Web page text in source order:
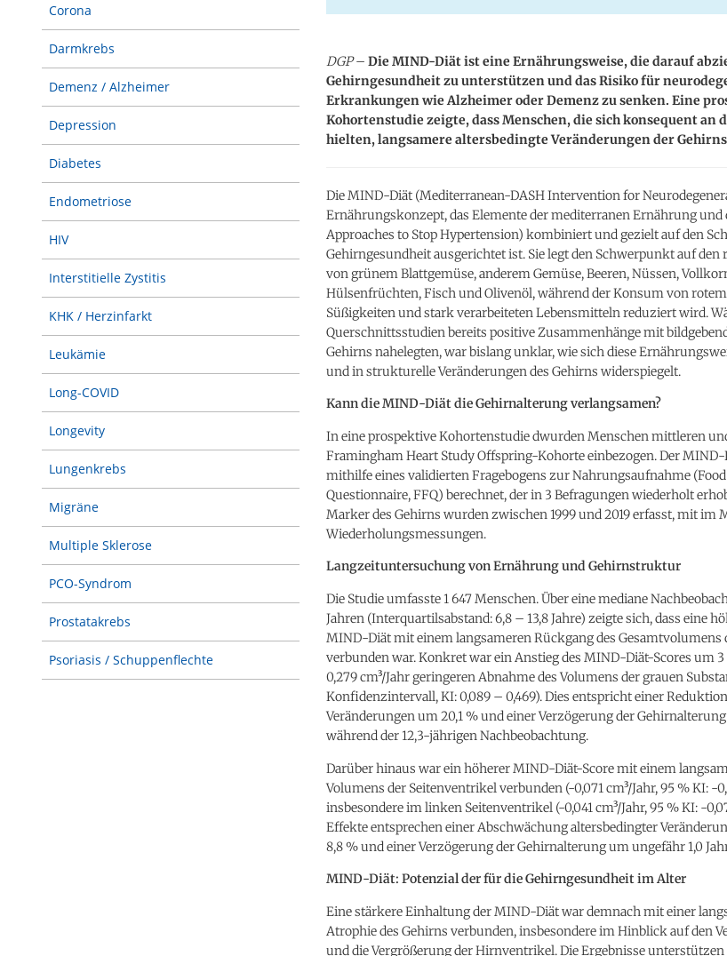
Corona
Darmkrebs
Demenz / Alzheimer
Depression
Diabetes
Endometriose
HIV
Interstitielle Zystitis
KHK / Herzinfarkt
Leukämie
Long-COVID
Longevity
Lungenkrebs
Migräne
Multiple Sklerose
PCO-Syndrom
Prostatakrebs
Psoriasis / Schuppenflechte
DGP– Die MIND-Diät ist eine Ernährungsweise, die darauf
Gehirngesundheit zu unterstützen und das Risiko für
Erkrankungen wie Alzheimer oder Demenz zu senken. Eine
Kohortenstudie zeigte, dass Menschen, die sich konsequent an
hielten, langsamere altersbedingte Veränderungen der
Die MIND-Diät (Mediterranean-DASH Intervention for
Ernährungskonzept, das Elemente der mediterranen Ernährung und
Approaches to Stop Hypertension) kombiniert und gezielt auf den
Gehirngesundheit ausgerichtet ist. Sie legt den Schwerpunkt auf den
von grünem Blattgemüse, anderem Gemüse, Beeren, Nüssen,
Hülsenfrüchten, Fisch und Olivenöl, während der Konsum von rotem
Süßigkeiten und stark verarbeiteten Lebensmitteln reduziert wird.
Querschnittsstudien bereits positive Zusammenhänge mit
Gehirns nahelegten, war bislang unklar, wie sich diese
und in strukturelle Veränderungen des Gehirns widerspiegelt.
Kann die MIND-Diät die Gehirnalterung verlangsamen?
In eine prospektive Kohortenstudie dwurden Menschen mittleren
Framingham Heart Study Offspring-Kohorte einbezogen. Der
mithilfe eines validierten Fragebogens zur Nahrungsaufnahme
Questionnaire, FFQ) berechnet, der in 3 Befragungen wiederholt
Marker des Gehirns wurden zwischen 1999 und 2019 erfasst, mit im
Wiederholungsmessungen.
Langzeituntersuchung von Ernährung und Gehirnstruktur
Die Studie umfasste 1 647 Menschen. Über eine mediane
Jahren (Interquartilsabstand: 6,8 – 13,8 Jahre) zeigte sich, dass eine
MIND-Diät mit einem langsameren Rückgang des Gesamtvolumens
verbunden war. Konkret war ein Anstieg des MIND-Diät-Scores um
0,279 cm³/Jahr geringeren Abnahme des Volumens der grauen
Konfidenzintervall, KI: 0,089 – 0,469). Dies entspricht einer
Veränderungen um 20,1 % und einer Verzögerung der
während der 12,3-jährigen Nachbeobachtung.
Darüber hinaus war ein höherer MIND-Diät-Score mit einem
Volumens der Seitenventrikel verbunden (-0,071 cm³/Jahr, 95 % KI: -
insbesondere im linken Seitenventrikel (-0,041 cm³/Jahr, 95 % KI: -
Effekte entsprechen einer Abschwächung altersbedingter
8,8 % und einer Verzögerung der Gehirnalterung um ungefähr 1,0
MIND-Diät: Potenzial der für die Gehirngesundheit im Alter
Eine stärkere Einhaltung der MIND-Diät war demnach mit einer
Atrophie des Gehirns verbunden, insbesondere im Hinblick auf den
und die Vergrößerung der Hirnventrikel. Die Ergebnisse